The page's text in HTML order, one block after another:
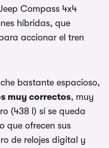
Compass 4x4
híbridas, que
accionar el tren
bastante espacioso,
muy correctos, muy
(438 l) sí se queda
que ofrecen sus
de relojes digital y